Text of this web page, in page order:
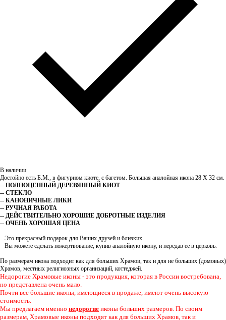
В наличии
Достойно есть Б.М., в фигурном киоте, с багетом. Большая аналойная икона 28 Х 32 см.
-- ПОЛНОЦЕННЫЙ ДЕРЕВЯННЫЙ КИОТ
-- СТЕКЛО
-- КАНОНИЧНЫЕ ЛИКИ
-- РУЧНАЯ РАБОТА
-- ДЕЙСТВИТЕЛЬНО ХОРОШИЕ ДОБРОТНЫЕ ИЗДЕЛИЯ
-- ОЧЕНЬ ХОРОШАЯ ЦЕНА
Это прекрасный подарок для Ваших друзей и близких.
Вы можете сделать пожертвование, купив аналойную икону, и передав ее в церковь.
По размерам икона подходит как для больших Храмов, так и для не больших (домовых)
Храмов, местных религиозных организаций, коттеджей.
Недорогие Храмовые иконы - это продукция, которая в России востребована,
но представлена очень мало.
Почти все большие иконы, имеющиеся в продаже, имеют очень высокую
стоимость.
Мы предлагаем именно недорогие иконы больших размеров. По своим
размерам, Храмовые иконы подходят как для больших Храмов, так и